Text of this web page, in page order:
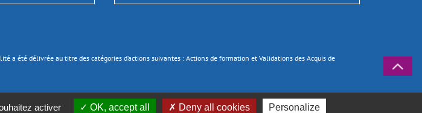
a été délivrée au titre des catégories d’actions suivantes : Actions de formation et Validations des Acquis de
activer OK, accept all Deny all cookies Personalize